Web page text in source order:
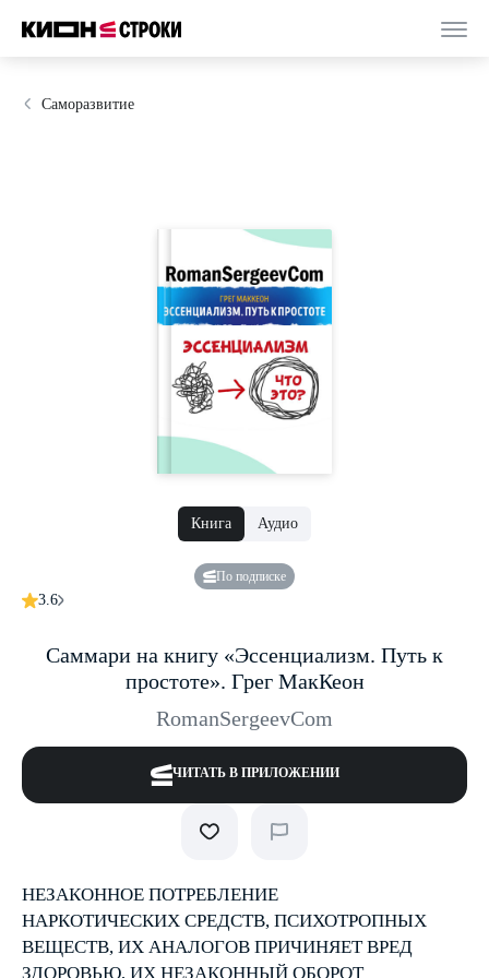
Саморазвитие
Книга Аудио
По подписке
3.6
Саммари на книгу «Эссенциализм. Путь к
простоте». Грег МакКеон
RomanSergeevCom
ЧИТАТЬ В ПРИЛОЖЕНИИ
НЕЗАКОННОЕ ПОТРЕБЛЕНИЕ
НАРКОТИЧЕСКИХ СРЕДСТВ, ПСИХОТРОПНЫХ
ВЕЩЕСТВ, ИХ АНАЛОГОВ ПРИЧИНЯЕТ ВРЕД
ЗДОРОВЬЮ, ИХ НЕЗАКОННЫЙ ОБОРОТ